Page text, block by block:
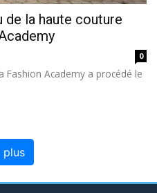
de la haute couture
0
Fashion Academy a procédé le
plus